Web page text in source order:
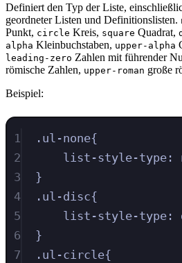
Definiert den Typ der Liste,
geordneter Listen und Definitionslisten.
Punkt, circle Kreis, square Quadrat,
alpha Kleinbuchstaben, upper-alpha
leading-zero Zahlen mit führender
römische Zahlen, upper-roman große
Beispiel:
1 . ul-none{
2
list-style-type :
3
}
4
. ul-disc{
5
list-style-type :
6
}
7
. ul-circle{